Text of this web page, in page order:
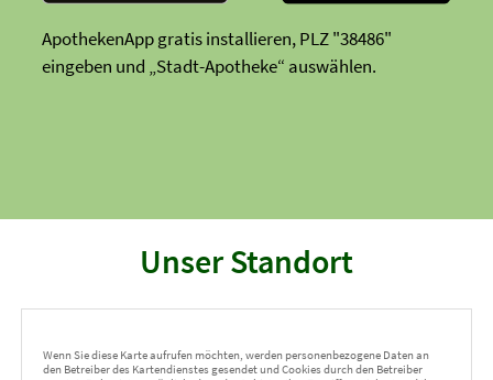
ApothekenApp gratis installieren, PLZ "38486"
eingeben und „Stadt-Apotheke“ auswählen.
Unser Standort
Wenn Sie diese Karte aufrufen möchten, werden personenbezogene Daten an
den Betreiber des Kartendienstes gesendet und Cookies durch den Betreiber